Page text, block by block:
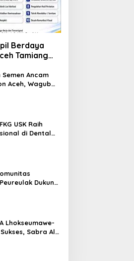
Berdaya
Tamiang
Ancam
Aceh, Wagub
USK Raih
di Dental
Dukung
Lhokseumawe-
Sabra Al